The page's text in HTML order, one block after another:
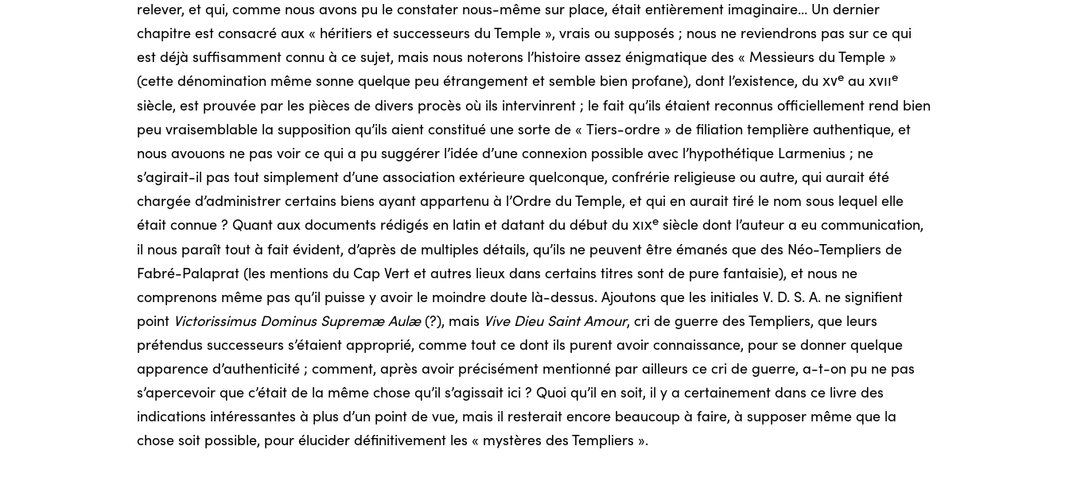
relever, et qui, comme nous avons pu le constater nous-même sur place, était entièrement imaginaire… Un dernier
chapitre est consacré aux « héritiers et successeurs du Temple », vrais ou supposés ; nous ne reviendrons pas sur ce qui
est déjà suffisamment connu à ce sujet, mais nous noterons l’histoire assez énigmatique des « Messieurs du Temple »
(cette dénomination même sonne quelque peu étrangement et semble bien profane), dont l’existence, du xve au xviie
siècle, est prouvée par les pièces de divers procès où ils intervinrent ; le fait qu’ils étaient reconnus officiellement rend bien
peu vraisemblable la supposition qu’ils aient constitué une sorte de « Tiers-ordre » de filiation templière authentique, et
nous avouons ne pas voir ce qui a pu suggérer l’idée d’une connexion possible avec l’hypothétique Larmenius ; ne
s’agirait-il pas tout simplement d’une association extérieure quelconque, confrérie religieuse ou autre, qui aurait été
chargée d’administrer certains biens ayant appartenu à l’Ordre du Temple, et qui en aurait tiré le nom sous lequel elle
était connue ? Quant aux documents rédigés en latin et datant du début du xixe siècle dont l’auteur a eu communication,
il nous paraît tout à fait évident, d’après de multiples détails, qu’ils ne peuvent être émanés que des Néo-Templiers de
Fabré-Palaprat (les mentions du Cap Vert et autres lieux dans certains titres sont de pure fantaisie), et nous ne
comprenons même pas qu’il puisse y avoir le moindre doute là-dessus. Ajoutons que les initiales V. D. S. A. ne signifient
point Victorissimus Dominus Supremæ Aulæ(?), mais Vive Dieu Saint Amour, cri de guerre des Templiers, que leurs
prétendus successeurs s’étaient approprié, comme tout ce dont ils purent avoir connaissance, pour se donner quelque
apparence d’authenticité ; comment, après avoir précisément mentionné par ailleurs ce cri de guerre, a-t-on pu ne pas
s’apercevoir que c’était de la même chose qu’il s’agissait ici ? Quoi qu’il en soit, il y a certainement dans ce livre des
indications intéressantes à plus d’un point de vue, mais il resterait encore beaucoup à faire, à supposer même que la
chose soit possible, pour élucider définitivement les « mystères des Templiers ».